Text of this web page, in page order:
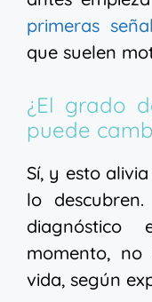
primeras
que suelen
¿El grado
puede
Sí, y esto
lo
momento,
vida, según